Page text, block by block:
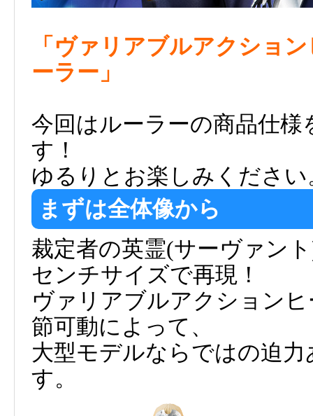
「ヴァリアブルアクショ
ーラー」
今回はルーラーの商品仕
す！
ゆるりとお楽しみください
まずは全体像から
裁定者の英霊(サーヴァン
センチサイズで再現！
ヴァリアブルアクション
節可動によって、
大型モデルならではの迫
す。